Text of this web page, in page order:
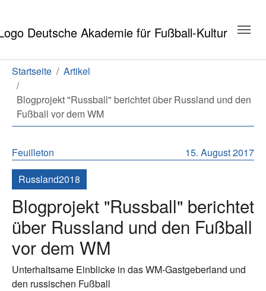
Sie sind hier:
Startseite Artikel
Blogprojekt "Russball" berichtet über Russland und den
Fußball vor dem WM
15. August 2017
Feuilleton
Russland2018
Blogprojekt "Russball" berichtet
über Russland und den Fußball
vor dem WM
Unterhaltsame Einblicke in das WM-Gastgeberland und
den russischen Fußball